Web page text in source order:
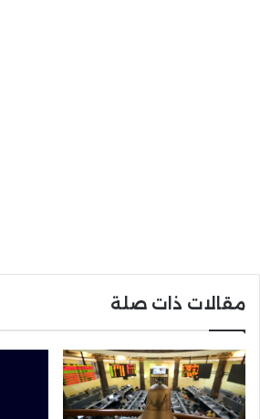
مقالات ذات صلة